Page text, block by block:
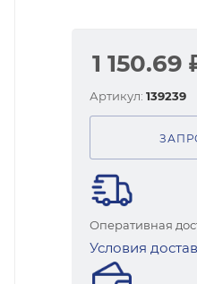
1 150.69
Артикул: 139239
Оперативная
Условия